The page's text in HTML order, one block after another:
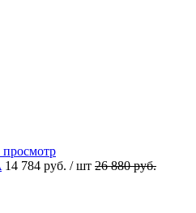
14 784 руб. / шт 26 880 руб.